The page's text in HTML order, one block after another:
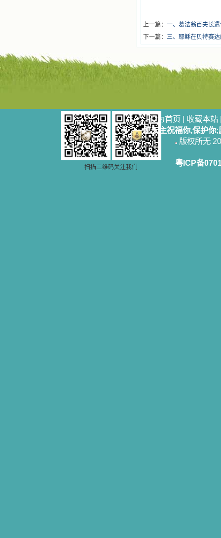
上一篇： 一、葛法翁百夫长
下一篇： 三、耶稣在贝特赛
扫描二维码关注我们
设为首页 | 收藏本站
愿天主祝福你,保护你
版权所无
粤ICP备